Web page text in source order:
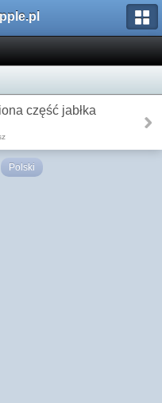
część jabłka
Polski